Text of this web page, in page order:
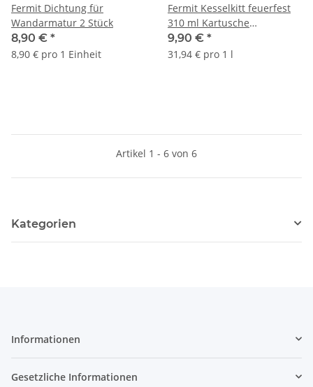
Fermit Dichtung für
Wandarmatur 2 Stück
8,90 € *
8,90 € pro 1 Einheit
Fermit Kesselkitt feuerfest
310 ml Kartusche
Dichtungskitt
9,90 € *
31,94 € pro 1 l
Artikel 1 - 6 von 6
Kategorien
Informationen
Gesetzliche Informationen